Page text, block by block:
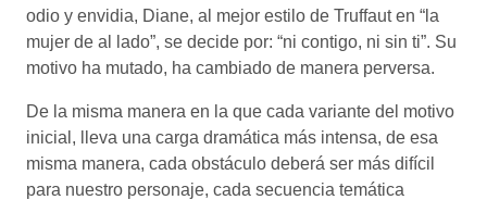
odio y envidia, Diane, al mejor estilo de Truffaut en “la
mujer de al lado”, se decide por: “ni contigo, ni sin ti”. Su
motivo ha mutado, ha cambiado de manera perversa.
De la misma manera en la que cada variante del motivo
inicial, lleva una carga dramática más intensa, de esa
misma manera, cada obstáculo deberá ser más difícil
para nuestro personaje, cada secuencia temática